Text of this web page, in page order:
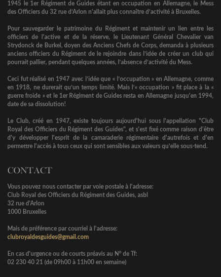
1945 le 1er Régiment de Guides étant en occupation en Allemagne, le Mess
des Officiers du 32 rue d’Arlon n'allait plus connaître d’activité à Bruxelles.
Pour sauvegarder le patrimoine du Régiment et maintenir un lien entre les
officiers de l'active et de la réserve, le Lieutenant Général Chevalier van
Strydonck de Burkel, doyen des Anciens Chefs de Corps, demanda à plusieurs
anciens officiers du Régiment de le rejoindre dans l’idée de créer un club qui
pourrait pallier, pendant quelques années, l’absence d’activité du Mess.
Ceci fut réalisé en 1947 avec l’idée que « l’occupation » en Allemagne, comme
en 1918, ne durerait qu’un temps limité. Mais l’« occupation » fit place à la «
guerre froide » et le 1er Régiment de Guides resta en Allemagne jusqu'en 1994,
date de sa dissolution!
Le Club, créé en 1947, existe toujours aujourd'hui sous l'appellation "Club
Royal des Officiers du Régiment des Guides", et s'est fixé comme raison d'être
d'y développer l'esprit de la camaraderie régimentaire d'autrefois et d'en
permettre l'accès à tous ceux qui sont sensibles aux valeurs qu’elle sous-tend.
CONTACT
Vous pouvez nous contacter par voie postale à l'adresse:
Club Royal des Officiers du Régiment des Guides, asbl
32 rue d'Arlon
1000 Bruxelles
Mais de préférence par courriel à l'adresse:
clubroyaldesguides@gmail.com
En cas d'urgence ou de courts préavis au N° de Tf:
02 230 40 21 (de 09h00 à 11h00 en semaine)